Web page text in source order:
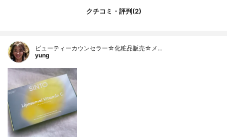
クチコミ・評判(2)
ビューティーカウンセラー☆化粧品販売☆メ…
yung